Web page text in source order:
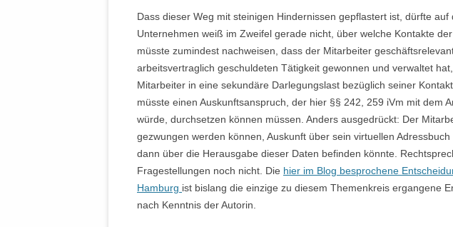
Dass dieser Weg mit steinigen Hindernissen gepflastert ist, dürfte auf
Unternehmen weiß im Zweifel gerade nicht, über welche Kontakte
müsste zumindest nachweisen, dass der Mitarbeiter
arbeitsvertraglich geschuldeten Tätigkeit gewonnen und verwaltet
Mitarbeiter in eine sekundäre Darlegungslast bezüglich seiner
müsste einen Auskunftsanspruch, der hier §§ 242, 259 iVm mit dem
würde, durchsetzen können müssen. Anders ausgedrückt: Der
gezwungen werden können, Auskunft über sein virtuellen
dann über die Herausgabe dieser Daten befinden könnte.
Fragestellungen noch nicht. Die hier im Blog besprochene
Hamburg ist bislang die einzige zu diesem Themenkreis ergangene
nach Kenntnis der Autorin.